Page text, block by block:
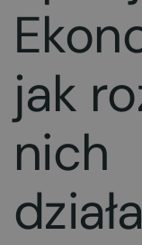
jak
nich